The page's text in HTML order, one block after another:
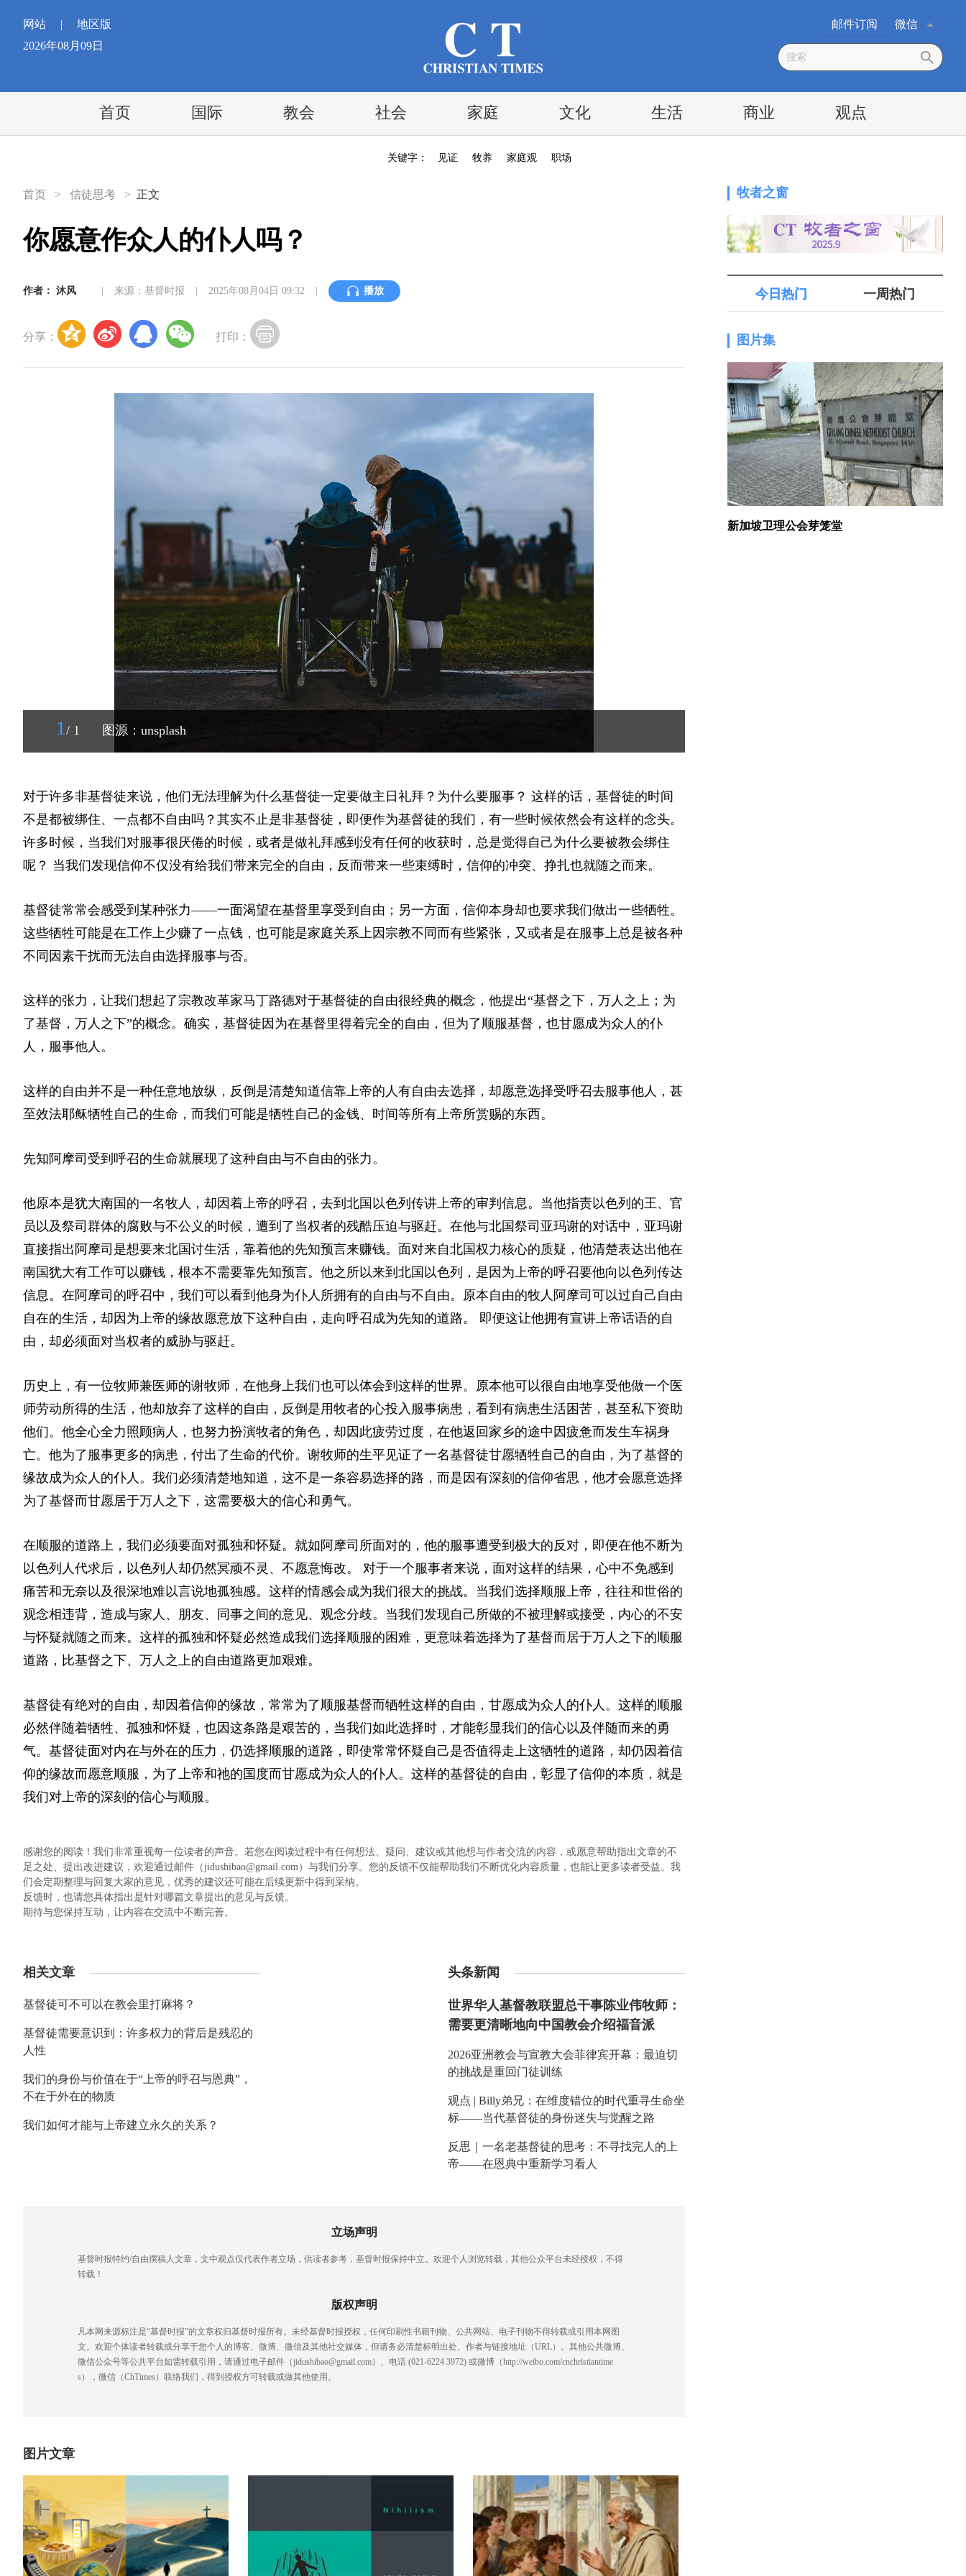
网站 |
地区版
2026年08月09日
微信
邮件订阅
首页 国际 教会 社会 家庭 文化 生活 商业 观点
关键字： 见证 牧养 家庭观 职场
首页 > 信徒思考 > 正文
你愿意作众人的仆人吗？
作者： 沐风 来源：基督时报 2025年08月04日 09:32 播放
分享： 打印：
1 / 1 图源：unsplash
对于许多非基督徒来说，他们无法理解为什么基督徒一定要做主日礼拜？为什么要服事？ 这样的话，基督徒的时间
不是都被绑住、一点都不自由吗？其实不止是非基督徒，即便作为基督徒的我们，有一些时候依然会有这样的念头。
许多时候，当我们对服事很厌倦的时候，或者是做礼拜感到没有任何的收获时，总是觉得自己为什么要被教会绑住
呢？ 当我们发现信仰不仅没有给我们带来完全的自由，反而带来一些束缚时，信仰的冲突、挣扎也就随之而来。
基督徒常常会感受到某种张力——一面渴望在基督里享受到自由；另一方面，信仰本身却也要求我们做出一些牺牲。
这些牺牲可能是在工作上少赚了一点钱，也可能是家庭关系上因宗教不同而有些紧张，又或者是在服事上总是被各种
不同因素干扰而无法自由选择服事与否。
这样的张力，让我们想起了宗教改革家马丁路德对于基督徒的自由很经典的概念，他提出“基督之下，万人之上；为
了基督，万人之下”的概念。确实，基督徒因为在基督里得着完全的自由，但为了顺服基督，也甘愿成为众人的仆
人，服事他人。
这样的自由并不是一种任意地放纵，反倒是清楚知道信靠上帝的人有自由去选择，却愿意选择受呼召去服事他人，甚
至效法耶稣牺牲自己的生命，而我们可能是牺牲自己的金钱、时间等所有上帝所赏赐的东西。
先知阿摩司受到呼召的生命就展现了这种自由与不自由的张力。
他原本是犹大南国的一名牧人，却因着上帝的呼召，去到北国以色列传讲上帝的审判信息。当他指责以色列的王、官
员以及祭司群体的腐败与不公义的时候，遭到了当权者的残酷压迫与驱赶。在他与北国祭司亚玛谢的对话中，亚玛谢
直接指出阿摩司是想要来北国讨生活，靠着他的先知预言来赚钱。面对来自北国权力核心的质疑，他清楚表达出他在
南国犹大有工作可以赚钱，根本不需要靠先知预言。他之所以来到北国以色列，是因为上帝的呼召要他向以色列传达
信息。在阿摩司的呼召中，我们可以看到他身为仆人所拥有的自由与不自由。原本自由的牧人阿摩司可以过自己自由
自在的生活，却因为上帝的缘故愿意放下这种自由，走向呼召成为先知的道路。 即便这让他拥有宣讲上帝话语的自
由，却必须面对当权者的威胁与驱赶。
历史上，有一位牧师兼医师的谢牧师，在他身上我们也可以体会到这样的世界。原本他可以很自由地享受他做一个医
师劳动所得的生活，他却放弃了这样的自由，反倒是用牧者的心投入服事病患，看到有病患生活困苦，甚至私下资助
他们。他全心全力照顾病人，也努力扮演牧者的角色，却因此疲劳过度，在他返回家乡的途中因疲惫而发生车祸身
亡。他为了服事更多的病患，付出了生命的代价。谢牧师的生平见证了一名基督徒甘愿牺牲自己的自由，为了基督的
缘故成为众人的仆人。我们必须清楚地知道，这不是一条容易选择的路，而是因有深刻的信仰省思，他才会愿意选择
为了基督而甘愿居于万人之下，这需要极大的信心和勇气。
在顺服的道路上，我们必须要面对孤独和怀疑。就如阿摩司所面对的，他的服事遭受到极大的反对，即便在他不断为
以色列人代求后，以色列人却仍然冥顽不灵、不愿意悔改。 对于一个服事者来说，面对这样的结果，心中不免感到
痛苦和无奈以及很深地难以言说地孤独感。这样的情感会成为我们很大的挑战。当我们选择顺服上帝，往往和世俗的
观念相违背，造成与家人、朋友、同事之间的意见、观念分歧。当我们发现自己所做的不被理解或接受，内心的不安
与怀疑就随之而来。这样的孤独和怀疑必然造成我们选择顺服的困难，更意味着选择为了基督而居于万人之下的顺服
道路，比基督之下、万人之上的自由道路更加艰难。
基督徒有绝对的自由，却因着信仰的缘故，常常为了顺服基督而牺牲这样的自由，甘愿成为众人的仆人。这样的顺服
必然伴随着牺牲、孤独和怀疑，也因这条路是艰苦的，当我们如此选择时，才能彰显我们的信心以及伴随而来的勇
气。基督徒面对内在与外在的压力，仍选择顺服的道路，即使常常怀疑自己是否值得走上这牺牲的道路，却仍因着信
仰的缘故而愿意顺服，为了上帝和祂的国度而甘愿成为众人的仆人。这样的基督徒的自由，彰显了信仰的本质，就是
我们对上帝的深刻的信心与顺服。
感谢您的阅读！我们非常重视每一位读者的声音。若您在阅读过程中有任何想法、疑问、建议或其他想与作者交流的内容，或愿意帮助指出文章的不
足之处、提出改进建议，欢迎通过邮件（jidushibao@gmail.com）与我们分享。您的反馈不仅能帮助我们不断优化内容质量，也能让更多读者受益。我
们会定期整理与回复大家的意见，优秀的建议还可能在后续更新中得到采纳。
反馈时，也请您具体指出是针对哪篇文章提出的意见与反馈。
期待与您保持互动，让内容在交流中不断完善。
相关文章
基督徒可不可以在教会里打麻将？
基督徒需要意识到：许多权力的背后是残忍的
人性
我们的身份与价值在于“上帝的呼召与恩典”，
不在于外在的物质
我们如何才能与上帝建立永久的关系？
头条新闻
世界华人基督教联盟总干事陈业伟牧师：
需要更清晰地向中国教会介绍福音派
2026亚洲教会与宣教大会菲律宾开幕：最迫切
的挑战是重回门徒训练
观点 | Billy弟兄：在维度错位的时代重寻生命坐
标——当代基督徒的身份迷失与觉醒之路
反思｜一名老基督徒的思考：不寻找完人的上
帝——在恩典中重新学习看人
立场声明
基督时报特约/自由撰稿人文章，文中观点仅代表作者立场，供读者参考，基督时报保持中立。欢迎个人浏览转载，其他公众平台未经授权，不得
转载！
版权声明
凡本网来源标注是“基督时报”的文章权归基督时报所有。未经基督时报授权，任何印刷性书籍刊物、公共网站、电子刊物不得转载或引用本网图
文。欢迎个体读者转载或分享于您个人的博客、微博、微信及其他社交媒体，但请务必清楚标明出处、作者与链接地址（URL）。其他公共微博、
微信公众号等公共平台如需转载引用，请通过电子邮件（jidushibao@gmail.com）、电话 (021-6224 3972) ‬或微博（http://weibo.com/cnchristiantime
s），微信（ChTimes）联络我们，得到授权方可转载或做其他使用。
图片文章
牧者之窗
今日热门 一周热门
图片集
新加坡卫理公会芽笼堂